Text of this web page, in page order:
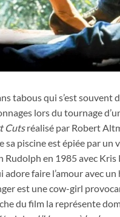
tabous qui s’est
lors du tournage
Cutsréalisé par Robert
piscine est épiée par un
Rudolph en 1985 avec
adore faire l’amour avec
est une cow-girl
du film la représente